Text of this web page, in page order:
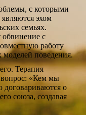
с которыми
являются эхом
семьях.
с
работу
моделей поведения.
Терапия
вопрос: «Кем мы
договариваются о
союза, создавая